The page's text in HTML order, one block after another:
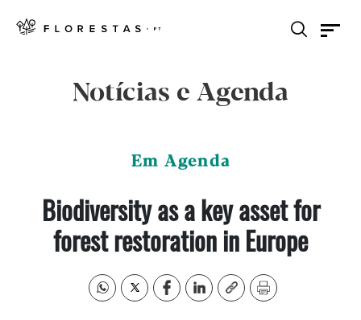
Notícias e Agenda
Em Agenda
Biodiversity as a key asset for
forest restoration in Europe